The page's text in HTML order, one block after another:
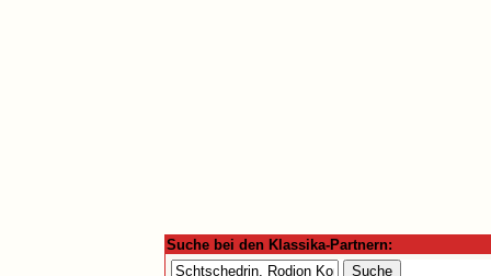
Suche bei den Klassika-Partnern: